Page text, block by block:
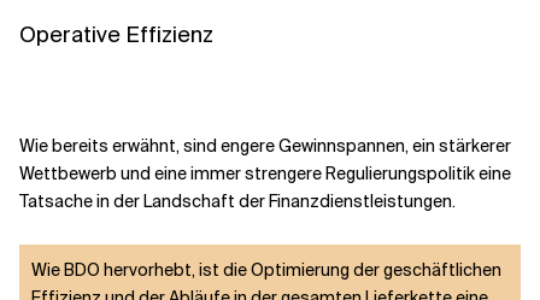
Operative Effizienz
Wie bereits erwähnt, sind engere Gewinnspannen, ein stärkerer
Wettbewerb und eine immer strengere Regulierungspolitik eine
Tatsache in der Landschaft der Finanzdienstleistungen.
Wie BDO hervorhebt, ist die Optimierung der geschäftlichen